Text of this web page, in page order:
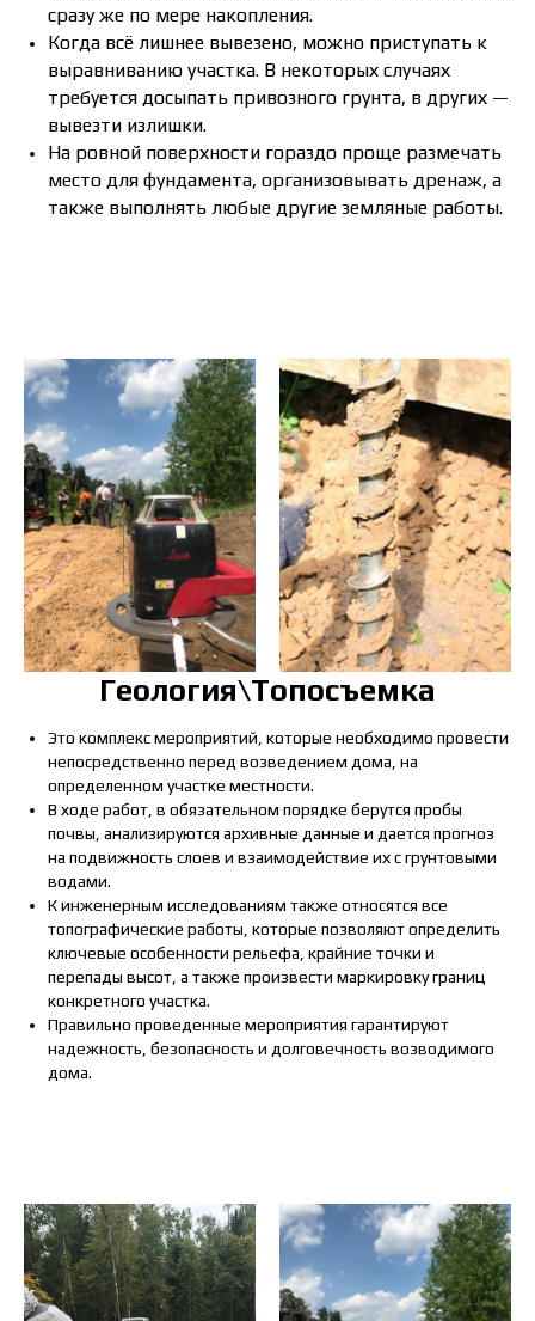
сразу же по мере накопления.
Когда всё лишнее вывезено, можно приступать к
выравниванию участка. В некоторых случаях
требуется досыпать привозного грунта, в других —
вывезти излишки.
На ровной поверхности гораздо проще размечать
место для фундамента, организовывать дренаж, а
также выполнять любые другие земляные работы.
Геология\Топосъемка
Это комплекс мероприятий, которые необходимо провести
непосредственно перед возведением дома, на
определенном участке местности.
В ходе работ, в обязательном порядке берутся пробы
почвы, анализируются архивные данные и дается прогноз
на подвижность слоев и взаимодействие их с грунтовыми
водами.
К инженерным исследованиям также относятся все
топографические работы, которые позволяют определить
ключевые особенности рельефа, крайние точки и
перепады высот, а также произвести маркировку границ
конкретного участка.
Правильно проведенные мероприятия гарантируют
надежность, безопасность и долговечность возводимого
дома.